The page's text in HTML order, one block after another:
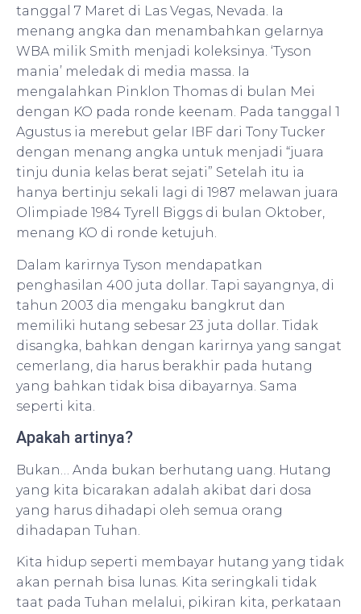
tanggal 7 Maret di Las Vegas, Nevada. Ia
menang angka dan menambahkan gelarnya
WBA milik Smith menjadi koleksinya. ‘Tyson
mania’ meledak di media massa. Ia
mengalahkan Pinklon Thomas di bulan Mei
dengan KO pada ronde keenam. Pada tanggal 1
Agustus ia merebut gelar IBF dari Tony Tucker
dengan menang angka untuk menjadi “juara
tinju dunia kelas berat sejati” Setelah itu ia
hanya bertinju sekali lagi di 1987 melawan juara
Olimpiade 1984 Tyrell Biggs di bulan Oktober,
menang KO di ronde ketujuh.
Dalam karirnya Tyson mendapatkan
penghasilan 400 juta dollar. Tapi sayangnya, di
tahun 2003 dia mengaku bangkrut dan
memiliki hutang sebesar 23 juta dollar. Tidak
disangka, bahkan dengan karirnya yang sangat
cemerlang, dia harus berakhir pada hutang
yang bahkan tidak bisa dibayarnya. Sama
seperti kita.
Apakah artinya?
Bukan… Anda bukan berhutang uang. Hutang
yang kita bicarakan adalah akibat dari dosa
yang harus dihadapi oleh semua orang
dihadapan Tuhan.
Kita hidup seperti membayar hutang yang tidak
akan pernah bisa lunas. Kita seringkali tidak
taat pada Tuhan melalui, pikiran kita, perkataan